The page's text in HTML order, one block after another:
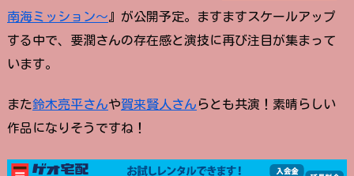
南海ミッション〜 』が公開予定。ますますスケールアップ
する中で、要潤さんの存在感と演技に再び注目が集まって
います。
また鈴木亮平さんや賀来賢人さん らとも共演！素晴らしい
作品になりそうですね！